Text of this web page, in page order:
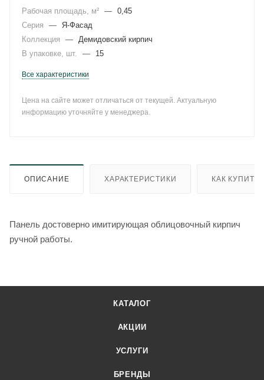
Рабочая площадь, м² — 0,45
Серия
—
Я-Фасад
Коллекция
—
Демидовский кирпич
В упаковке, шт.
— 15
Все характеристики
Цена на сайте может отличаться от текущей. Актуальную
информацию уточняйте у менеджера.
ОПИСАНИЕ ХАРАКТЕРИСТИКИ КАК КУПИТЬ
Панель достоверно имитирующая облицовочный кирпич
ручной работы.
КАТАЛОГ
АКЦИИ
УСЛУГИ
БРЕНДЫ